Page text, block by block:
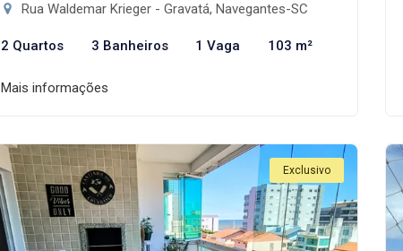
Rua Waldemar Krieger - Gravatá, Navegantes-SC
2 Quartos 3 Banheiros 1 Vaga 103 m²
Mais informações
Exclusivo